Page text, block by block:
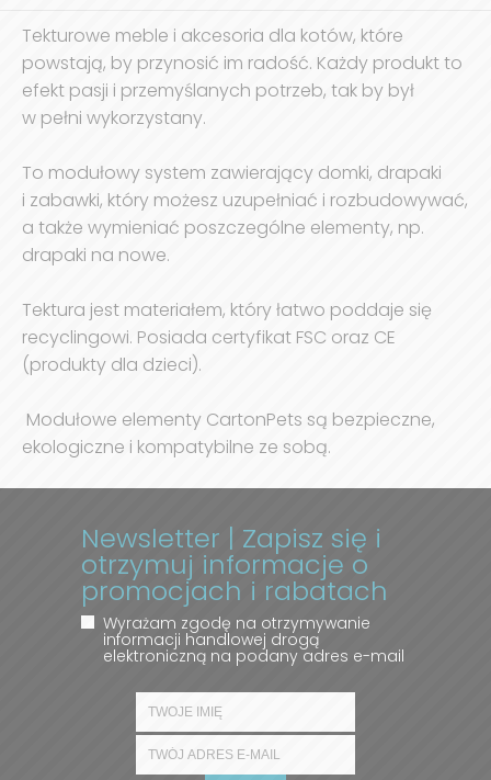
Tekturowe meble i akcesoria dla kotów, które
powstają, by przynosić im radość. Każdy produkt to
efekt pasji i przemyślanych potrzeb, tak by był
w pełni wykorzystany.
To modułowy system zawierający domki, drapaki
i zabawki, który możesz uzupełniać i rozbudowywać,
a także wymieniać poszczególne elementy, np.
drapaki na nowe.
Tektura jest materiałem, który łatwo poddaje się
recyclingowi. Posiada certyfikat FSC oraz CE
(produkty dla dzieci).
Modułowe elementy CartonPets są bezpieczne,
ekologiczne i kompatybilne ze sobą.
Newsletter | Zapisz się i
otrzymuj informacje o
promocjach i rabatach
Wyrażam zgodę na otrzymywanie
informacji handlowej drogą
elektroniczną na podany adres e-mail